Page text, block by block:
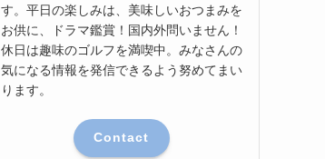
す。平日の楽しみは、美味しいおつまみを
お供に、ドラマ鑑賞！国内外問いません！
休日は趣味のゴルフを満喫中。みなさんの
気になる情報を発信できるよう努めてまい
ります。
Contact